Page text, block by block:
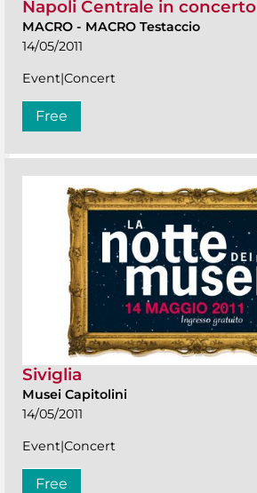
Napoli Centrale in concerto
MACRO - MACRO Testaccio
14/05/2011
Event|Concert
Free
Siviglia
Musei Capitolini
14/05/2011
Event|Concert
Free